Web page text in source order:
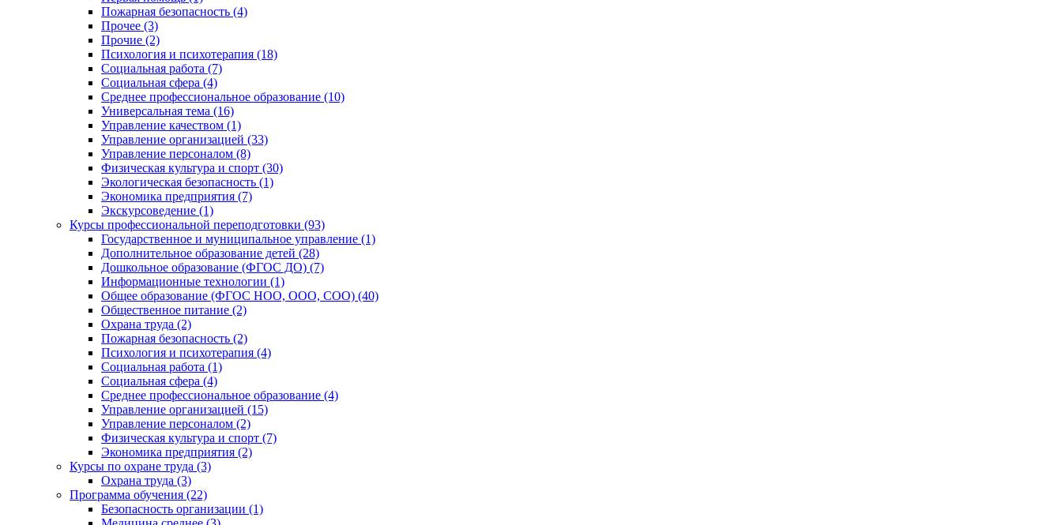
Пожарная безопасность (4)
Прочее (3)
Прочие (2)
Психология и психотерапия (18)
Социальная работа (7)
Социальная сфера (4)
Среднее профессиональное образование (10)
Универсальная тема (16)
Управление качеством (1)
Управление организацией (33)
Управление персоналом (8)
Физическая культура и спорт (30)
Экологическая безопасность (1)
Экономика предприятия (7)
Экскурсоведение (1)
Курсы профессиональной переподготовки (93)
Государственное и муниципальное управление (1)
Дополнительное образование детей (28)
Дошкольное образование (ФГОС ДО) (7)
Информационные технологии (1)
Общее образование (ФГОС НОО, ООО, СОО) (40)
Общественное питание (2)
Охрана труда (2)
Пожарная безопасность (2)
Психология и психотерапия (4)
Социальная работа (1)
Социальная сфера (4)
Среднее профессиональное образование (4)
Управление организацией (15)
Управление персоналом (2)
Физическая культура и спорт (7)
Экономика предприятия (2)
Курсы по охране труда (3)
Охрана труда (3)
Программа обучения (22)
Безопасность организации (1)